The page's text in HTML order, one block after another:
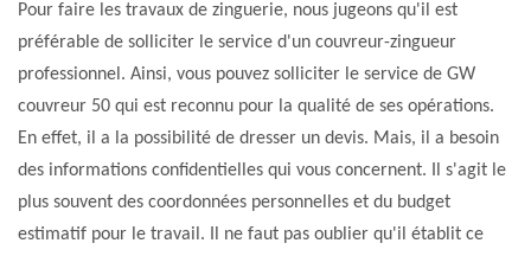
Pour faire les travaux de zinguerie, nous jugeons qu'il est
préférable de solliciter le service d'un couvreur-zingueur
professionnel. Ainsi, vous pouvez solliciter le service de GW
couvreur 50 qui est reconnu pour la qualité de ses opérations.
En effet, il a la possibilité de dresser un devis. Mais, il a besoin
des informations confidentielles qui vous concernent. Il s'agit le
plus souvent des coordonnées personnelles et du budget
estimatif pour le travail. Il ne faut pas oublier qu'il établit ce